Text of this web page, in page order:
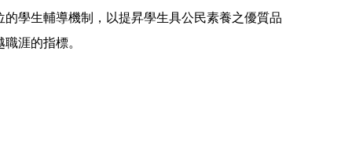
學生輔導機制，以提昇學生具公民素養之優質品
涯的指標。